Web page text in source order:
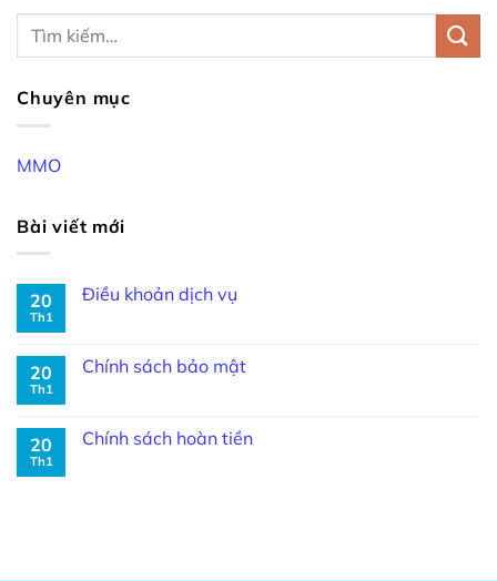
Chuyên mục
MMO
Bài viết mới
20
Th1
Điều khoản dịch vụ
20
Th1
Chính sách bảo mật
20
Th1
Chính sách hoàn tiền